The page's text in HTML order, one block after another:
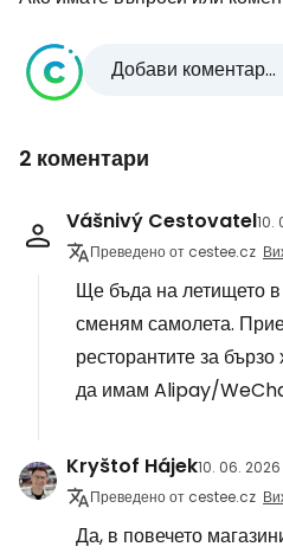
Добави коментар...
2 коментари
Vášnivý Cestovatel10.
Преведено от cestee.cz
Ще бъда на летището в
сменям самолета.
ресторантите за
да имам Alipay/
Kryštof Hájek10. 06. 2026
Преведено от cestee.cz
Да, в повечето